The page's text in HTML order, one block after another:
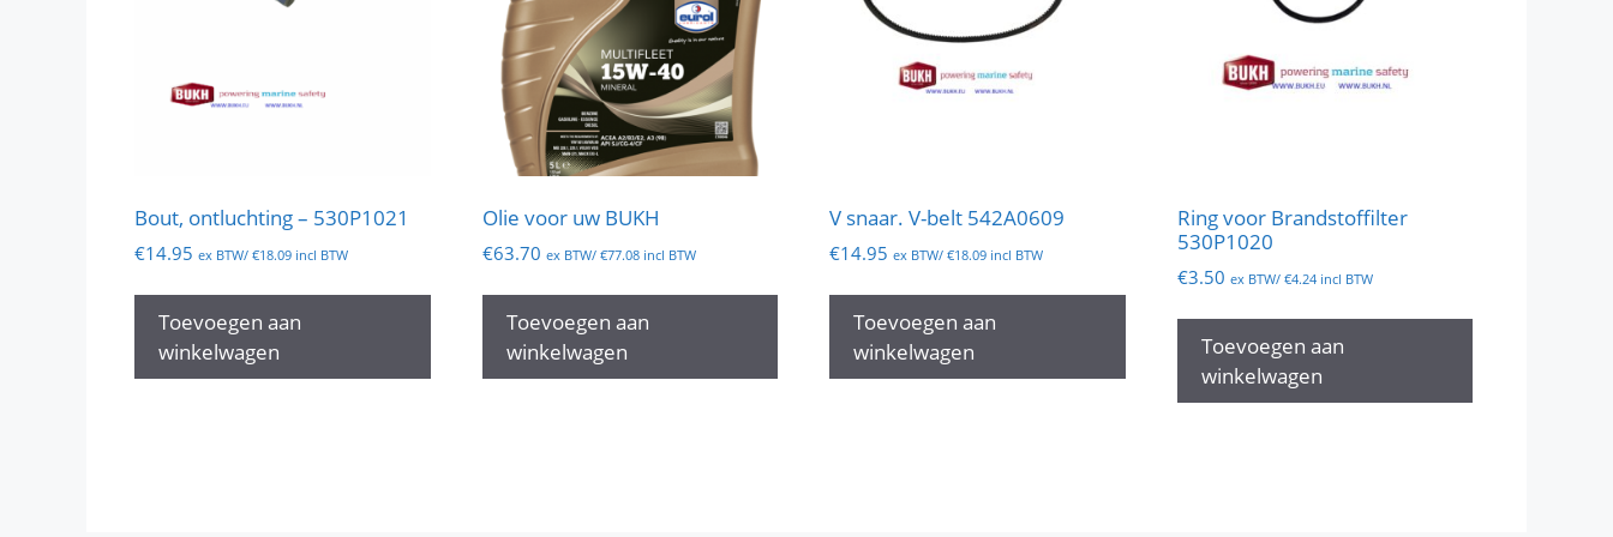
Bout, ontluchting – 530P1021
€14.95 ex BTW/ €18.09 incl BTW
Toevoegen aan
winkelwagen
Olie voor uw BUKH
€63.70 ex BTW/ €77.08incl BTW
Toevoegen aan
winkelwagen
V snaar. V-belt 542A0609
€14.95 ex BTW/ €18.09 incl BTW
Toevoegen aan
winkelwagen
Ring voor Brandstoffilter
530P1020
€3.50 ex BTW/ €4.24incl BTW
Toevoegen aan
winkelwagen